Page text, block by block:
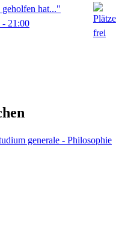
hat..."
- 21:00
generale - Philosophie